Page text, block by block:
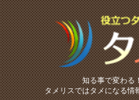
知る事で変わる
タメリスではタメになる情